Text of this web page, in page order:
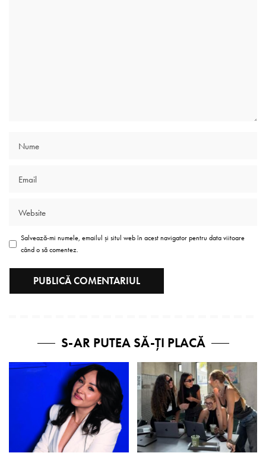
Salvează-mi numele, emailul și situl web în acest navigator pentru data viitoare
când o să comentez.
S-AR PUTEA SĂ-ȚI PLACĂ